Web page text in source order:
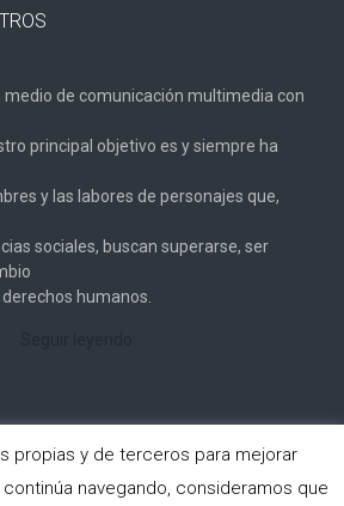
de comunicación multimedia con
principal objetivo es y siempre ha
y las labores de personajes que,
sociales, buscan superarse, ser
humanos.
Cámara Oscura. All rights reserved.
propias y de terceros para mejorar
navegando, consideramos que